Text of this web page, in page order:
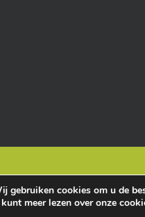
Algemene
gebruiken cookies om u de
kunt meer lezen over onze